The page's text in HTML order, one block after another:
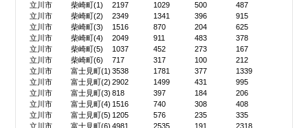
立川市
柴崎町(1) 2197 1029 500
487
立川市
柴崎町(2) 2349 1341 396
915
立川市
柴崎町(3) 1516 870 204
625
立川市
柴崎町(4) 2049 911 483
378
立川市
柴崎町(5) 1037 452 273
167
立川市
柴崎町(6) 717 317 100
212
立川市
富士見町(1) 3538 1781 377
1339
立川市
富士見町(2) 2902 1499 431
995
立川市
富士見町(3) 818 397 184
206
立川市
富士見町(4) 1516 740 308
408
立川市
富士見町(5) 1205 576 235
335
立川市
富士見町(6) 4981 2535 191 2318